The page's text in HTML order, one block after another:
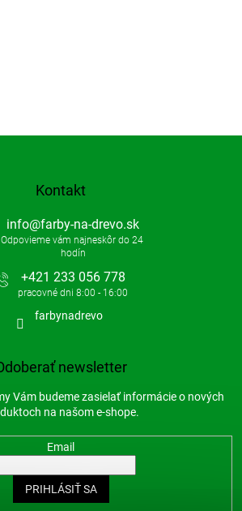
Kontakt
info@farby-na-drevo.sk
+421 233 056 778
farbynadrevo
newsletter
Vám budeme zasielať informácie o nových
na našom e-shope.
Email
PRIHLÁSIŤ SA